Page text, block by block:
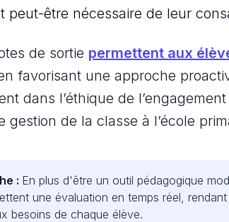
peut-être nécessaire de leur
de sortie permettent aux
favorisant une approche
dans l’éthique de
gestion de la classe à l’école
: En plus d'être un outil pédagogique
une évaluation en temps réel,
besoins de chaque élève.